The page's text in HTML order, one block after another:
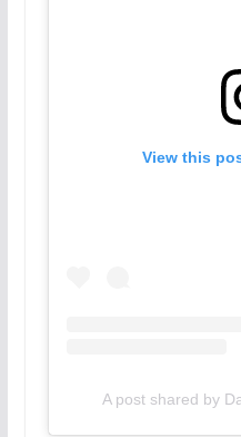
View this
A post shared by